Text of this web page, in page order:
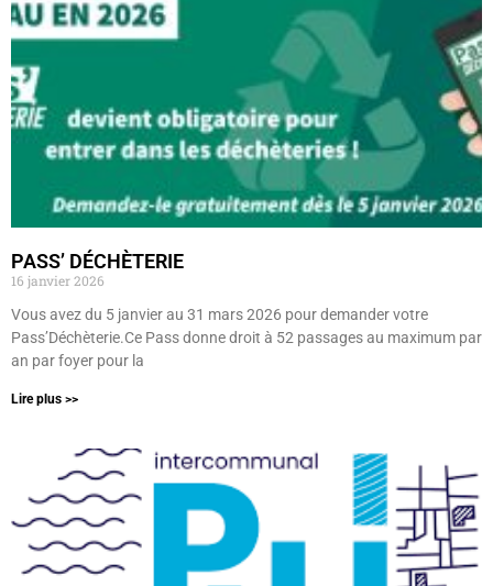
PASS’ DÉCHÈTERIE
16 janvier 2026
Vous avez du 5 janvier au 31 mars 2026 pour demander votre
Pass’Déchèterie.Ce Pass donne droit à 52 passages au maximum par
an par foyer pour la
Lire plus >>